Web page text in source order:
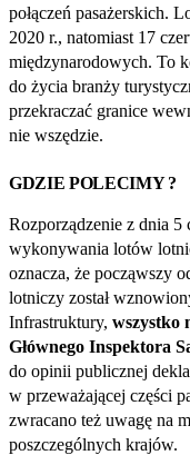
połączeń pasażerskich.
2020 r., natomiast 17
międzynarodowych. To
do życia branży
przekraczać granice
nie wszędzie.
GDZIE POLECIMY ?
Rozporządzenie z dnia 5
wykonywania lotów
oznacza, że począwszy
lotniczy został
Infrastruktury, wszystko
Głównego Inspektora
do opinii publicznej
w przeważającej części
zwracano też uwagę na
poszczególnych krajów.